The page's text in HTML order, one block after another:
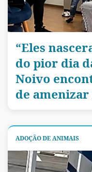
“Eles
do pior dia
Noivo
de
ADOÇÃO DE ANIMAIS